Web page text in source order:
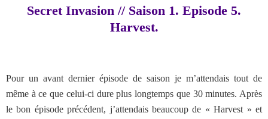
Secret Invasion // Saison 1. Episode 5.
Harvest.
Pour un avant dernier épisode de saison je m’attendais tout de
même à ce que celui-ci dure plus longtemps que 30 minutes. Après
le bon épisode précédent, j’attendais beaucoup de « Harvest » et